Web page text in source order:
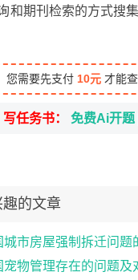
和期刊检索的方式搜
您需要先支付 10元 才能
任务书： 免费Ai开题
的文章
城市房屋强制拆迁问题
宠物管理存在的问题及